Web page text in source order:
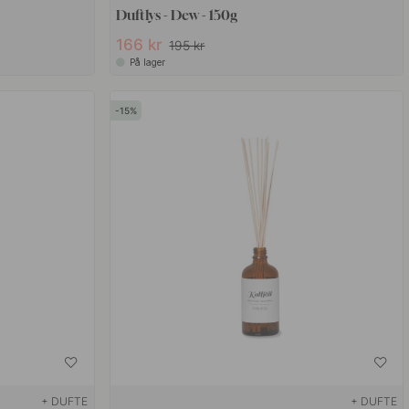
Duftlys - Dew - 150g
166 kr 195 kr
På lager
+ DUFTE
15
+ DUFTE